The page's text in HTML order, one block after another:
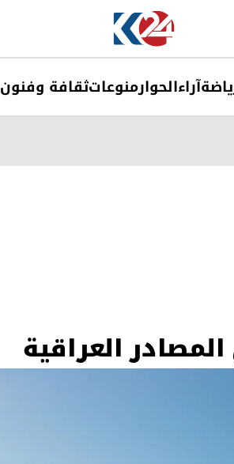
آراءالحوارمنوعاتثقافة وفنون
العراقية